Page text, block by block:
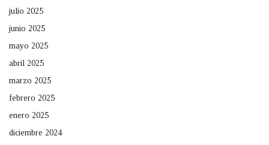
julio 2025
junio 2025
mayo 2025
abril 2025
marzo 2025
febrero 2025
enero 2025
diciembre 2024